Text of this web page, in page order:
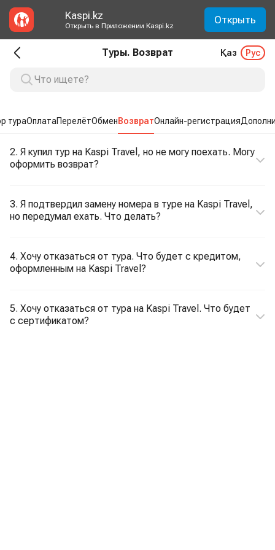
Kaspi.kz
Открыть в Приложении Kaspi.kz Открыть
Туры. Возврат Қаз Рус
тураОплатаПерелётОбменВозвратОнлайн-регистрация
2. Я купил тур на Kaspi Travel, но не могу поехать. Могу
оформить возврат?
3. Я подтвердил замену номера в туре на Kaspi Travel,
но передумал ехать. Что делать?
4. Хочу отказаться от тура. Что будет с кредитом,
оформленным на Kaspi Travel?
5. Хочу отказаться от тура на Kaspi Travel. Что будет
с сертификатом?